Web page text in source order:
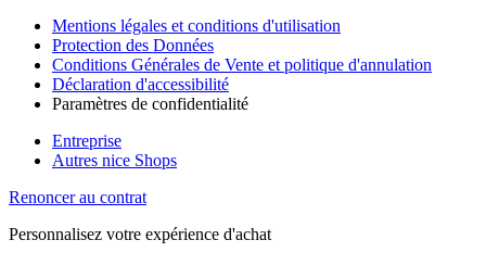
Mentions légales et conditions d'utilisation
Protection des Données
Conditions Générales de Vente et politique d'annulation
Déclaration d'accessibilité
Paramètres de confidentialité
Entreprise
Autres nice Shops
Renoncer au contrat
Personnalisez votre expérience d'achat